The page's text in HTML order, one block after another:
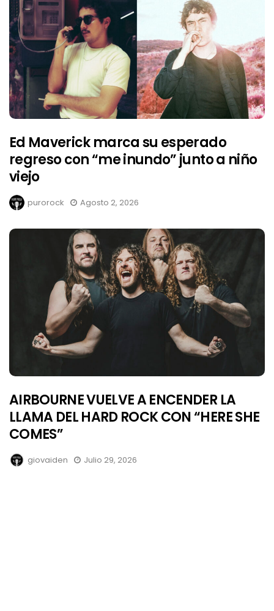
Ed Maverick marca su esperado
regreso con “me inundo” junto a niño
viejo
purorock Agosto 2, 2026
AIRBOURNE VUELVE A ENCENDER LA
LLAMA DEL HARD ROCK CON “HERE SHE
COMES”
giovaiden Julio 29, 2026